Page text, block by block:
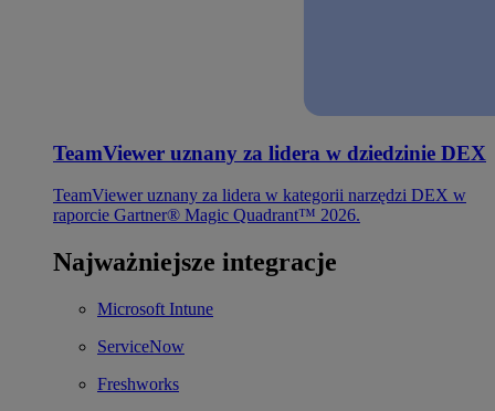
TeamViewer uznany za lidera w dziedzinie DEX
TeamViewer uznany za lidera w kategorii narzędzi DEX w
raporcie Gartner® Magic Quadrant™ 2026.
Najważniejsze integracje
Microsoft Intune
ServiceNow
Freshworks